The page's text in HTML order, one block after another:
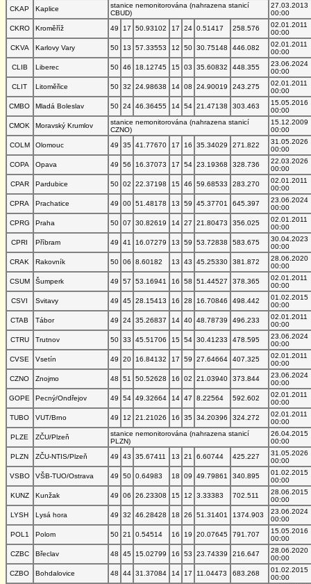
CKAP
Kaplice
stanice nemonitorována (nahrazena stanicí
CBUD)
27.03.2013
00:00
CKRO
Kroměříž 49 17 50.93102 17 24 0.51417 258.576
02.01.2011
00:00
CKVA
Karlovy Vary 50 13 57.33553 12 50 30.75148 446.082
02.01.2011
00:00
CLIB
Liberec 50 46 18.12745 15 03 35.60832 448.355
23.06.2024
00:00
CLIT
Litoměřice 50 32 24.98638 14 08 24.90019 243.275
02.01.2011
00:00
CMBO
Mladá Boleslav 50 24 46.36455 14 54 21.47138 303.463
15.05.2016
00:00
CMOK
Moravský Krumlov
stanice nemonitorována (nahrazena stanicí
CZNO)
15.12.2009
00:00
COLM
Olomouc 49 35 41.77670 17 16 35.34029 271.822
31.05.2026
00:00
COPA
Opava 49 56 16.37073 17 54 23.19368 328.736
22.03.2026
00:00
CPAR
Pardubice 50 02 22.37198 15 46 59.68533 283.270
02.01.2011
00:00
CPRA
Prachatice 49 00 51.48178 13 59 45.37701 645.397
23.06.2024
00:00
CPRG
Praha 50 07 30.82619 14 27 21.80473 356.025
02.01.2011
00:00
CPRI
Příbram 49 41 16.07279 13 59 53.72838 583.675
30.04.2023
00:00
CRAK
Rakovník 50 06 8.60182 13 43 45.25330 381.872
28.06.2020
00:00
CSUM
Šumperk 49 57 53.16941 16 58 51.44527 378.365
02.01.2011
00:00
CSVI
Svitavy 49 45 28.15413 16 28 16.70846 498.442
01.02.2015
00:00
CTAB
Tábor 49 24 35.26837 14 40 48.78739 496.233
02.01.2011
00:00
CTRU
Trutnov 50 33 45.51706 15 54 30.41233 478.595
23.06.2024
00:00
CVSE
Vsetín 49 20 16.84132 17 59 27.64664 407.325
02.01.2011
00:00
CZNO
Znojmo 48 51 50.52628 16 02 21.03940 373.844
23.06.2024
00:00
GOPE
Pecný/Ondřejov 49 54 49.32664 14 47 8.22564 592.602
02.01.2011
00:00
TUBO
VUT/Brno 49 12 21.21026 16 35 34.20396 324.272
02.01.2011
00:00
PLZE
ZČU/Plzeň
stanice nemonitorována (nahrazena stanicí
PLZN)
26.04.2015
00:00
PLZN
ZČU-NTIS/Plzeň 49 43 35.67411 13 21 6.60744 425.227
31.05.2026
00:00
VSBO
VŠB-TUO/Ostrava 49 50 0.64983 18 09 49.79861 340.895
01.02.2015
00:00
KUNZ
Kunžak 49 06 26.23308 15 12 3.33383 702.511
28.06.2015
00:00
LYSH
Lysá hora 49 32 46.28428 18 26 51.31401 1374.903
23.06.2024
00:00
POL1
Polom 50 21 0.54514 16 19 20.07645 791.707
15.05.2016
00:00
CZBC
Břeclav 48 45 15.02799 16 53 23.74339 216.647
28.06.2020
00:00
CZBO
Bohdalovice 48 44 31.37084 14 17 11.04473 683.268
01.02.2015
00:00